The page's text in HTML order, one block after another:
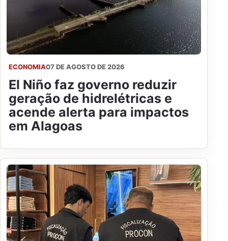
ECONOMIA07 DE AGOSTO DE 2026
El Niño faz governo reduzir
geração de hidrelétricas e
acende alerta para impactos
em Alagoas